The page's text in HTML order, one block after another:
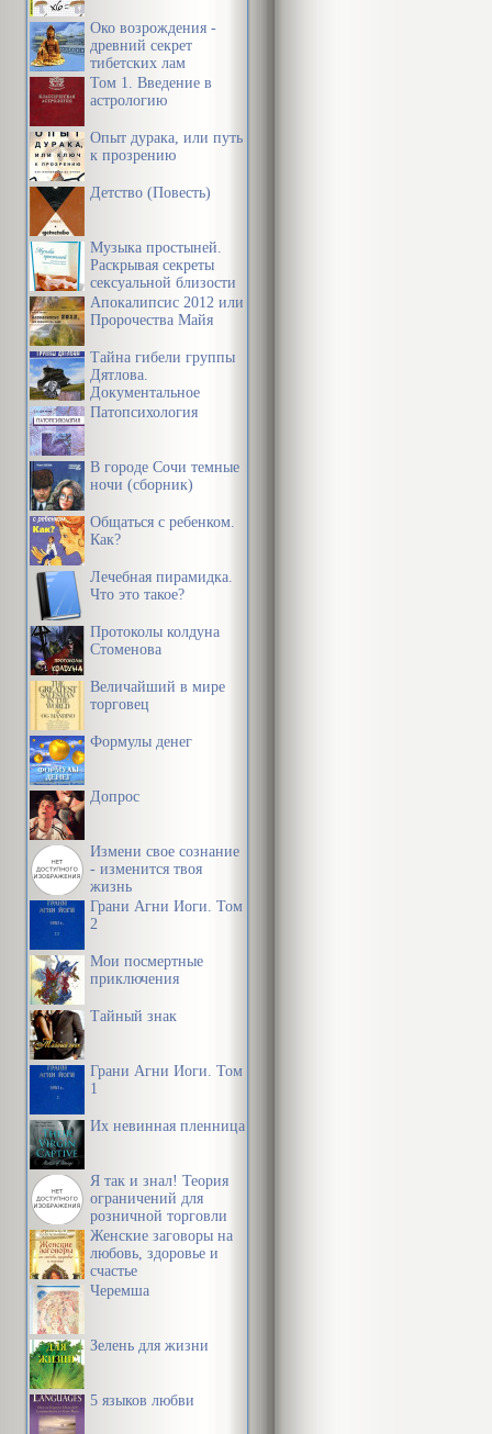
Око возрождения -
древний секрет
тибетских лам
Том 1. Введение в
астрологию
Опыт дурака, или путь
к прозрению
Детство (Повесть)
Музыка простыней.
Раскрывая секреты
сексуальной близости
в браке
Апокалипсис 2012 или
Пророчества Майя
Тайна гибели группы
Дятлова.
Документальное
расследование
Патопсихология
В городе Сочи темные
ночи (сборник)
Общаться с ребенком.
Как?
Лечебная пирамидка.
Что это такое?
Протоколы колдуна
Стоменова
Величайший в мире
торговец
Формулы денег
Допрос
Измени свое сознание
- изменится твоя
жизнь
Грани Агни Йоги. Том
2
Мои посмертные
приключения
Тайный знак
Грани Агни Йоги. Том
1
Их невинная пленница
Я так и знал! Теория
ограничений для
розничной торговли
Женские заговоры на
любовь, здоровье и
счастье
Черемша
Зелень для жизни
5 языков любви